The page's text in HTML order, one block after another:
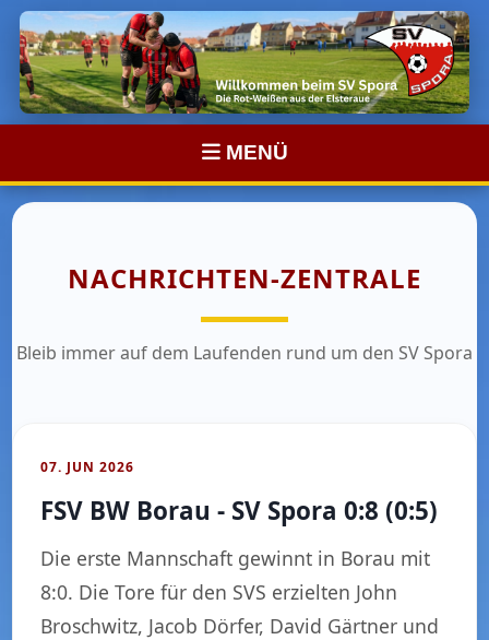
MENÜ
NACHRICHTEN-ZENTRALE
Bleib immer auf dem Laufenden rund um den SV Spora
07. JUN 2026
FSV BW Borau - SV Spora 0:8 (0:5)
Die erste Mannschaft gewinnt in Borau mit
8:0. Die Tore für den SVS erzielten John
Broschwitz, Jacob Dörfer, David Gärtner und